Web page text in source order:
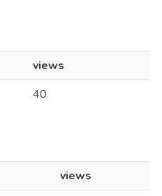
views
40
views